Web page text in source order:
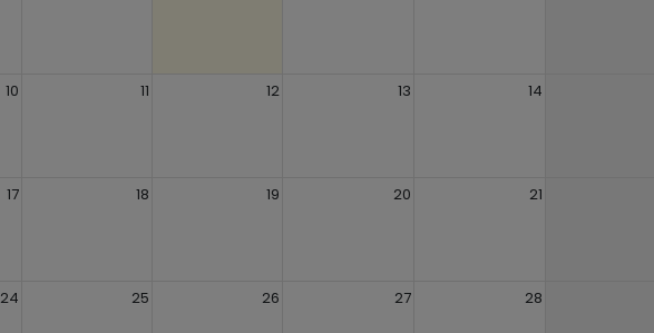
10 11 12 13 14
17 18 19 20 21
24 25 26 27 28